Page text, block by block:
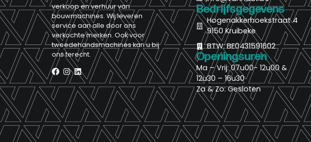
verkoop en verhuur van
bouwmachines. Wij leveren
service aan alle door ons
verkochte merken. Ook voor
tweedehandsmachines kan u bij
ons terecht.
Bedrijfsgegevens
Hogenakkerhoekstraat 4
9150 Kruibeke
BTW: BE0431591602
Openingsuren
Ma – Vrij: 07u00- 12u00 &
12u30 – 16u30
Za & Zo: Gesloten